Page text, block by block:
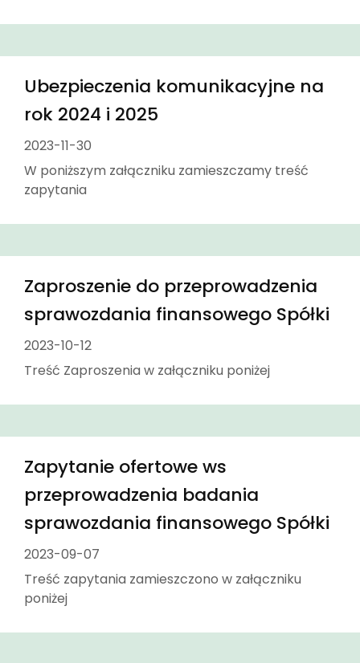
Ubezpieczenia komunikacyjne na
rok 2024 i 2025
2023-11-30
W poniższym załączniku zamieszczamy treść
zapytania
Zaproszenie do przeprowadzenia
sprawozdania finansowego Spółki
2023-10-12
Treść Zaproszenia w załączniku poniżej
Zapytanie ofertowe ws
przeprowadzenia badania
sprawozdania finansowego Spółki
2023-09-07
Treść zapytania zamieszczono w załączniku
poniżej